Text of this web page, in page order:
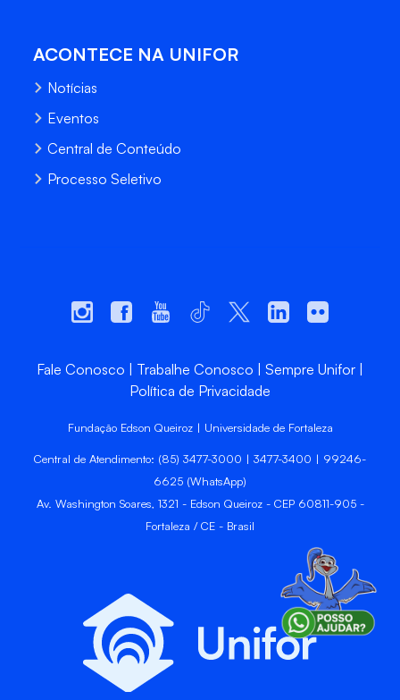
ACONTECE NA UNIFOR
Notícias
Eventos
Central de Conteúdo
Processo Seletivo
Fale Conosco Trabalhe Conosco
Sempre Unifor
Política de Privacidade
Fundação Edson Queiroz | Universidade de Fortaleza
Central de Atendimento: (85) 3477-3000 | 3477-3400 | 99246-
6625 (WhatsApp)
Av. Washington Soares, 1321 - Edson Queiroz - CEP 60811-905 -
Fortaleza / CE - Brasil